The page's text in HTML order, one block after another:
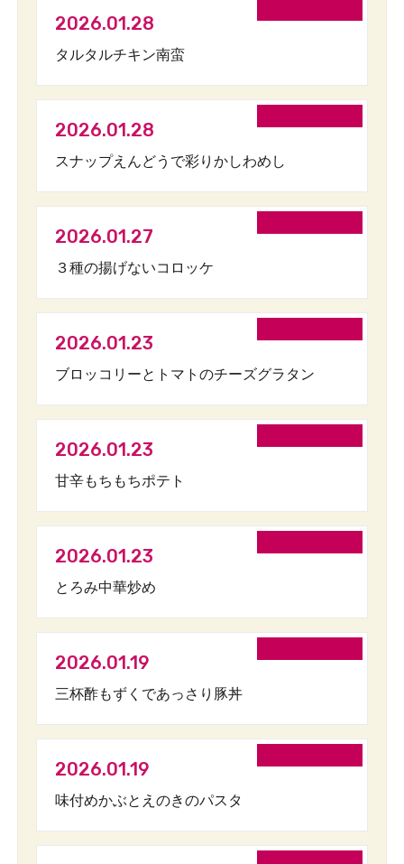
2026.01.28
タルタルチキン南蛮
2026.01.28
スナップえんどうで彩りかしわめし
2026.01.27
３種の揚げないコロッケ
2026.01.23
ブロッコリーとトマトのチーズグラタン
2026.01.23
甘辛もちもちポテト
2026.01.23
とろみ中華炒め
2026.01.19
三杯酢もずくであっさり豚丼
2026.01.19
味付めかぶとえのきのパスタ